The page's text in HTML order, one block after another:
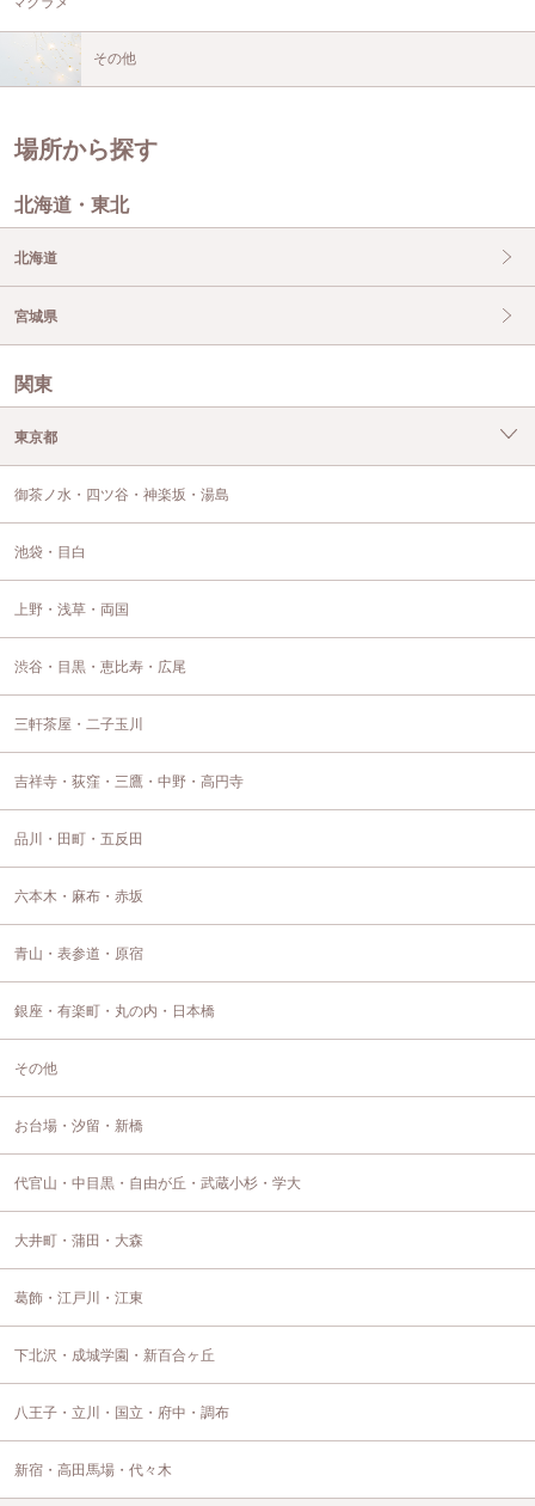
その他
場所から探す
北海道・東北
北海道
宮城県
関東
東京都
御茶ノ水・四ツ谷・神楽坂・湯島
池袋・目白
上野・浅草・両国
渋谷・目黒・恵比寿・広尾
三軒茶屋・二子玉川
吉祥寺・荻窪・三鷹・中野・高円寺
品川・田町・五反田
六本木・麻布・赤坂
青山・表参道・原宿
銀座・有楽町・丸の内・日本橋
その他
お台場・汐留・新橋
代官山・中目黒・自由が丘・武蔵小杉・学大
大井町・蒲田・大森
葛飾・江戸川・江東
下北沢・成城学園・新百合ヶ丘
八王子・立川・国立・府中・調布
新宿・高田馬場・代々木